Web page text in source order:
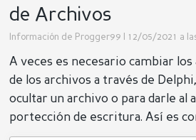
de Archivos
Información de Progger99 | 12/05/2021 a
A veces es necesario cambiar
de los archivos a través de
ocultar un archivo o para darle al
portección de escritura. Así es